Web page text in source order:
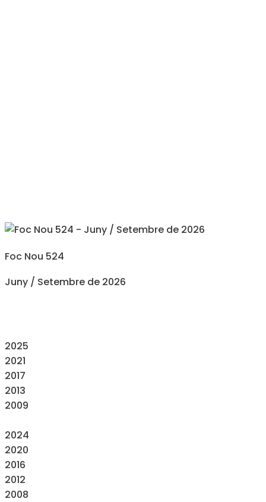
Foc Nou 524
Juny / Setembre de 2026
2025
2021
2017
2013
2009
2024
2020
2016
2012
2008